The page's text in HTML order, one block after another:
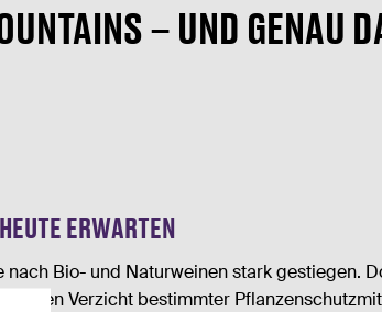
– UND GENAU
ERWARTEN
Bio- und Naturweinen stark gestiegen.
den Verzicht bestimmter